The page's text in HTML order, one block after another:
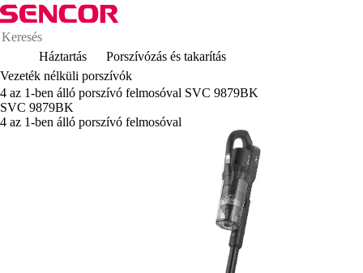
Háztartás
Porszívózás és takarítás
Vezeték nélküli porszívók
4 az 1-ben álló porszívó felmosóval SVC 9879BK
SVC 9879BK
4 az 1-ben álló porszívó felmosóval